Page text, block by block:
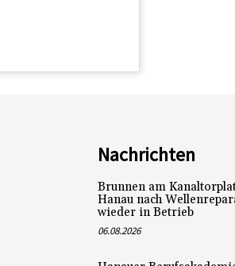
Nachrichten
Brunnen am
Hanau nach
wieder in Betrieb
06.08.2026